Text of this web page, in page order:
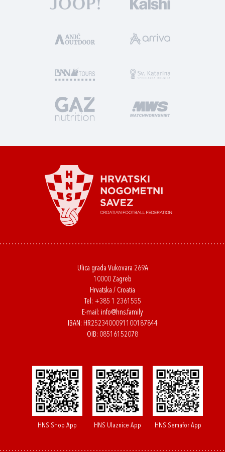
Ulica grada Vukovara 269A
10000 Zagreb
Hrvatska / Croatia
Tel: +385 1 2361555
E-mail: info@hns.family
IBAN: HR2523400091100187844
OIB: 08516152078
HNS Shop App HNS Ulaznice App HNS Semafor App